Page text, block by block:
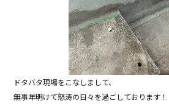
ドタバタ現場をこなしまして、
無事年明けて怒涛の日々を過ごしております！